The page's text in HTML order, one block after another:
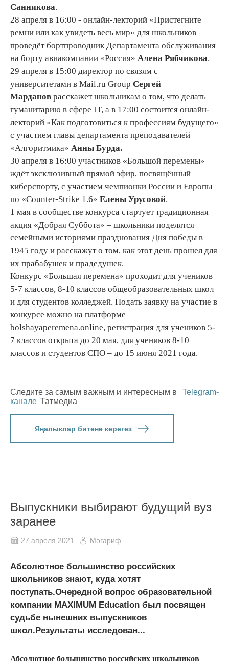
Санникова.
28 апреля в 16:00 - онлайн-лекторий «Пристегните
ремни или как увидеть весь мир» для школьников
проведёт бортпроводник Департамента обслуживания
на борту авиакомпании «Россия» Алена Рябчикова.
29 апреля в 15:00 директор по связям с
университетами в Mail.ru Group Сергей
Марданов расскажет школьникам о том, что делать
гуманитарию в сфере IT, а в 17:00 состоится онлайн-
лекторий «Как подготовиться к профессиям будущего»
с участием главы департамента преподавателей
«Алгоритмика» Анны Бурда.
30 апреля в 16:00 участников «Большой перемены»
ждёт эксклюзивный прямой эфир, посвящённый
киберспорту, с участием чемпионки России и Европы
по «Counter-Strike 1.6» Елены Урусовой.
1 мая в сообществе конкурса стартует традиционная
акция «Добрая Суббота» – школьники поделятся
семейными историями празднования Дня победы в
1945 году и расскажут о том, как этот день прошел для
их прабабушек и прадедушек.
Конкурс «Большая перемена» проходит для учеников
5-7 классов, 8-10 классов общеобразовательных школ
и для студентов колледжей. Подать заявку на участие в
конкурсе можно на платформе
bolshayaperemena.online, регистрация для учеников 5-
7 классов открыта до 20 мая, для учеников 8-10
классов и студентов СПО – до 15 июня 2021 года.
Следите за самым важным и интересным в
Telegram-
канале Татмедиа
Яңалыклар битенә керегез
Выпускники выбирают будущий вуз
заранее
27 апреля 2021 Мәгариф
Абсолютное большинство российских
школьников знают, куда хотят
поступать.Очередной вопрос образовательной
компании MAXIMUM Education был посвящен
судьбе нынешних выпускников
школ.Результаты исследован...
Абсолютное большинство российских школьников